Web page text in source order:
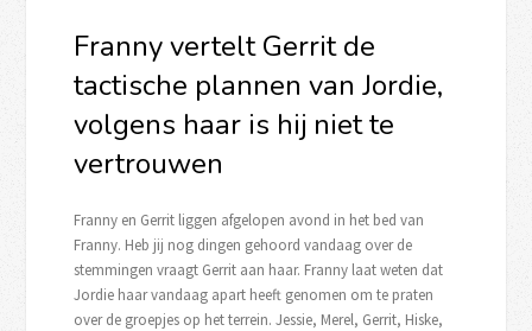
Franny vertelt Gerrit de
tactische plannen van Jordie,
volgens haar is hij niet te
vertrouwen
Franny en Gerrit liggen afgelopen avond in het bed van
Franny. Heb jij nog dingen gehoord vandaag over de
stemmingen vraagt Gerrit aan haar. Franny laat weten dat
Jordie haar vandaag apart heeft genomen om te praten
over de groepjes op het terrein. Jessie, Merel, Gerrit, Hiske,